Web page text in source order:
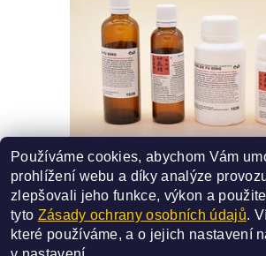
102B - SHEN ZHI FU DING
SMĚS ČÍSLO - 102B
Používáme cookies, abychom Vám
prohlížení webu a díky analýze
zlepšovali jeho funkce, výkon a
tyto Zásady ochrany osobních údajů.
které používáme, a o jejich nastavení